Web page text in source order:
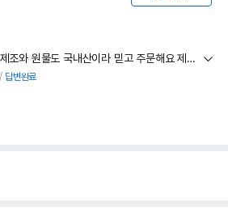
상품평 없지만 국내산 제조와 원물도 국내산이라 믿고 주문해요 제조년일 최근 제품으로 보내주세요
답변완료